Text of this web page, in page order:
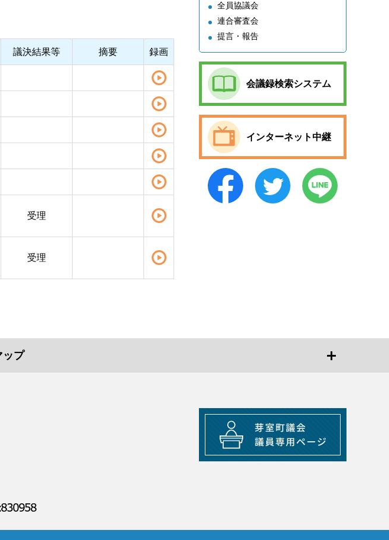
議決結果等 摘要 録画
受理
受理
全員協議会
連合審査会
提言・報告
会議録検索システム
インターネット中継
ップ